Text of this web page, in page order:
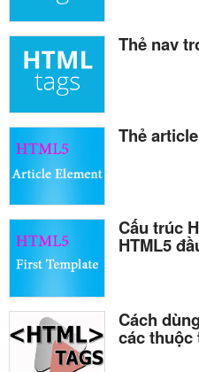
Thẻ nav
Thẻ
Cấu trúc
HTML5
Cách
các thuộc